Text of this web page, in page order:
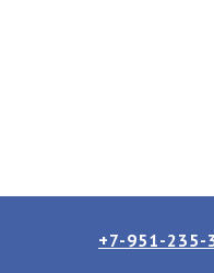
+7-951-235-